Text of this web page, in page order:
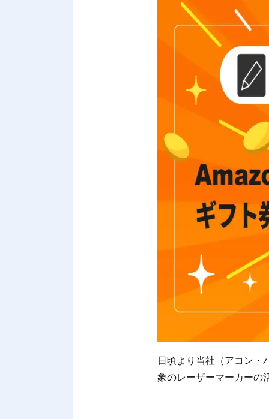
日頃より当社（アコン・
象のレーザーマーカーの